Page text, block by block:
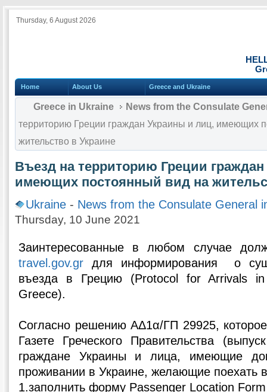
Thursday, 6 August 2026
Home About Us Greece and Ukraine
Greece in Ukraine
News from the Consulate
территорию Греции граждан Украины и лиц, имеющих
жительство в Украине
Въезд на территорию Греции
имеющих постоянный вид на
Ukraine - News from the Consulate General
Thursday, 10 June 2021
Заинтересованные в любом случае
travel.gov.gr для информирования о
въезда в Грецию (Protocol for Arrivals
Greece).
Согласно решению ΑΔ1α/ΓΠ 29925,
Газете Греческого Правительства
граждане Украины и лица, имеющие
проживании в Украине, желающие поехать
1.заполнить форму Passenger Location